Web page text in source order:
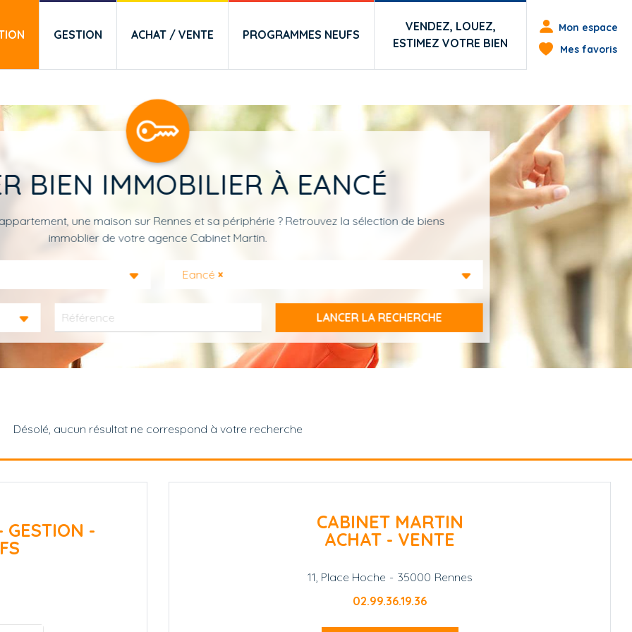
GESTION ACHAT / VENTE PROGRAMMES NEUFS
VENDEZ, LOUEZ,
ESTIMEZ VOTRE BIEN
Menu
Mon espace
Mes favoris
BIEN IMMOBILIER À EANCÉ
une maison sur Rennes et sa périphérie ? Retrouvez la sélection de biens
immoblier de votre agence Cabinet Martin.
×
Eancé
Désolé, aucun résultat ne correspond à votre recherche
GESTION -
CABINET MARTIN
ACHAT - VENTE
11, Place Hoche - 35000 Rennes
02.99.36.19.36